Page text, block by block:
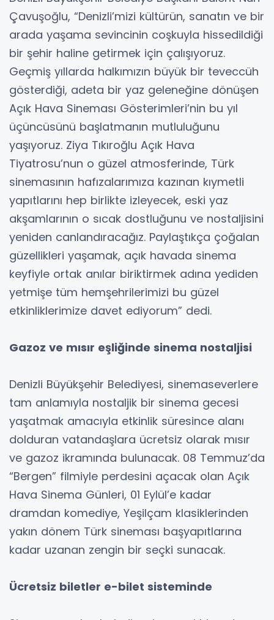
Çavuşoğlu, “Denizli’mizi kültürün, sanatın ve bir
arada yaşama sevincinin coşkuyla hissedildiği
bir şehir haline getirmek için çalışıyoruz.
Geçmiş yıllarda halkımızın büyük bir teveccüh
gösterdiği, adeta bir yaz geleneğine dönüşen
Açık Hava Sineması Gösterimleri’nin bu yıl
üçüncüsünü başlatmanın mutluluğunu
yaşıyoruz. Ziya Tıkıroğlu Açık Hava
Tiyatrosu’nun o güzel atmosferinde, Türk
sinemasının hafızalarımıza kazınan kıymetli
yapıtlarını hep birlikte izleyecek, eski yaz
akşamlarının o sıcak dostluğunu ve nostaljisini
yeniden canlandıracağız. Paylaştıkça çoğalan
güzellikleri yaşamak, açık havada sinema
keyfiyle ortak anılar biriktirmek adına yediden
yetmişe tüm hemşehrilerimizi bu güzel
etkinliklerimize davet ediyorum” dedi.
Gazoz ve mısır eşliğinde sinema nostaljisi
Denizli Büyükşehir Belediyesi, sinemaseverlere
tam anlamıyla nostaljik bir sinema gecesi
yaşatmak amacıyla etkinlik süresince alanı
dolduran vatandaşlara ücretsiz olarak mısır
ve gazoz ikramında bulunacak. 08 Temmuz’da
“Bergen” filmiyle perdesini açacak olan Açık
Hava Sinema Günleri, 01 Eylül’e kadar
dramdan komediye, Yeşilçam klasiklerinden
yakın dönem Türk sineması başyapıtlarına
kadar uzanan zengin bir seçki sunacak.
Ücretsiz biletler e-bilet sisteminde